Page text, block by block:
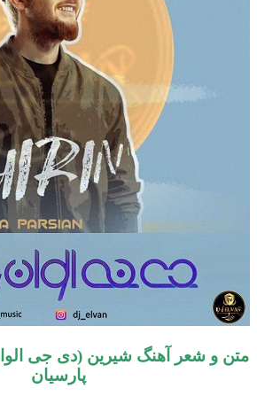
آهنگ شیرین (دی جی الوان
پارسیان